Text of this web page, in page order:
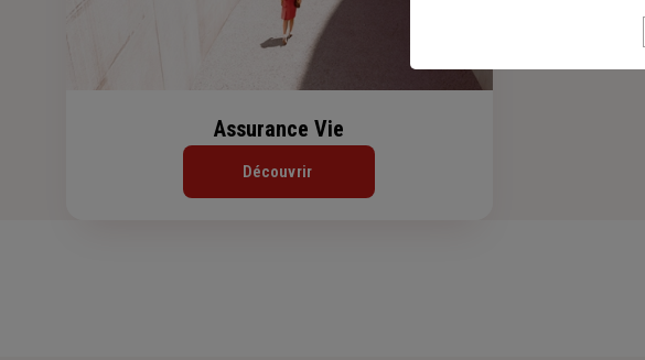
Assurance Vie
Découvrir